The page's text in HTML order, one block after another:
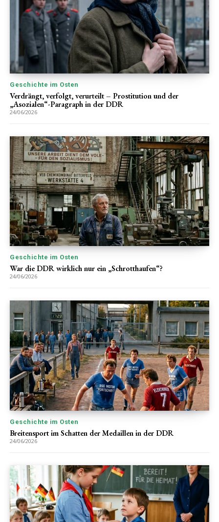
Geschichte im Osten
Verdrängt, verfolgt, verurteilt – Prostitution und der
„Asozialen“-Paragraph in der DDR
24/06/2026
Geschichte im Osten
War die DDR wirklich nur ein „Schrotthaufen“?
24/06/2026
Geschichte im Osten
Breitensport im Schatten der Medaillen in der DDR
24/06/2026